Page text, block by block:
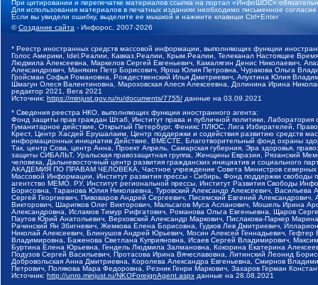
При цитировании и перепечатке материалов ссылка на портал «ИнфоШОС»
Для использования материалов в печатных изданиях необходимо письменное
Если вы увидели ошибку, выделите ее мышкой и нажмите клавиши Ctrl+Enter
©Создание сайта - Инфорос, 2007-2026
* Реестр иностранных средств массовой информации, выполняющих функции
Голос Америки, Idel.Реалии, Кавказ.Реалии, Крым.Реалии, Телеканал Настоящее
Людмила Алексеевна, Маркелов Сергей Евгеньевич, Камалягин Денис Николаевич,
Александрович, Маняхин Петр Борисович, Ярош Юлия Петровна, Чуракова Ольга
Гройсман Софья Романовна, Рождественский Илья Дмитриевич, Апухтина Юлия
Шмагун Олеся Валентиновна, Мароховская Алеся Алексеевна, Долинина Ирина
редактор 2021, Вега 2021
Источник: https://minjust.gov.ru/ru/documents/7755/ данные на 03.09.2021
* Сведения реестра НКО, выполняющих функции иностранного агента:
Фонд защиты прав граждан Штаб, Институт права и публичной политики,
Гуманитарное действие, Открытый Петербург, Феникс ПЛЮС, Лига Избирателей,
Крест, Центр Хасдей Ерушалаим, Центр поддержки и содействия развитию средств
информационных инициатив Действие, ВМЕСТЕ, Благотворительный фонд охраны
Так, центр Сова, центр Анна, Проект Апрель, Самарская губерния, Эра здоровья,
защиты СИБАЛЬТ, Уральская правозащитная группа, Женщины Евразии, Рязанский
человека, Дальневосточный центр развития гражданских инициатив и социального
АКАДЕМИЯ ПО ПРАВАМ ЧЕЛОВЕКА, Частное учреждение Совета Министров северных
Массовой Информации, Институт развития прессы - Сибирь, Фонд поддержки
агентство МЕМО. РУ, Институт региональной прессы, Институт Развития Свободы
Борисовна, Таранова Юлия Николаевна, Туровский Александр Алексеевич,
Сергей Георгиевич, Пивоваров Андрей Сергеевич, Писемский Евгений
Викторович, Шарипков Олег Викторович, Мальсагов Муса Асланович, Мошель Ирина
Александровна, Исламов Тимур Рифгатович, Романова Ольга Евгеньевна, Щаров
Паутов Юрий Анатольевич, Верховский Александр Маркович, Пислакова-Паркер
Рачинский Ян Збигневич, Жемкова Елена Борисовна, Гудков Лев Дмитриевич,
Николай Алексеевич, Блинушов Андрей Юрьевич, Мосин Алексей Геннадьевич,
Владимировна, Баженова Светлана Куприяновна, Исаев Сергей Владимирович,
Буртина Елена Юрьевна, Гендель Людмила Залмановна, Кокорина Екатерина
Подузов Сергей Васильевич, Протасова Ирина Вячеславовна, Литинский Леонид
Добровольская Анна Дмитриевна, Королева Александра Евгеньевна, Смирнов
Петрович, Полякова Мара Федоровна, Резник Генри Маркович, Захаров Герман
Источник: http://unro.minjust.ru/NKOForeignAgent.aspx данные на 28.08.2021